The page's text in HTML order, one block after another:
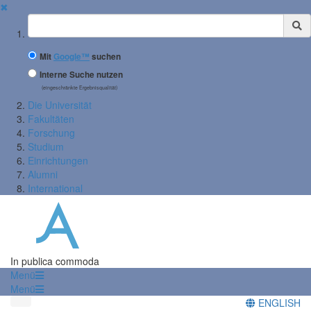
✖
Suchbegriff
MitGoogle™ suchen
Interne Suche nutzen
(eingeschränkte Ergebnisqualität)
Die Universität
Fakultäten
Forschung
Studium
Einrichtungen
Alumni
International
In publica commoda
Menü
Menü
ENGLISH